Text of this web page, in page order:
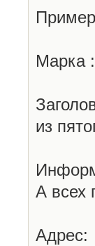
Марка
из
А всех